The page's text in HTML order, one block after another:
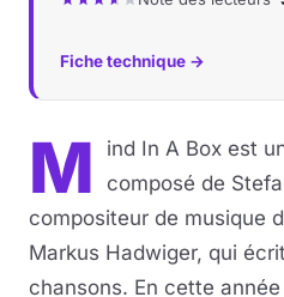
Musique
Sciences & Tech
Forum
Fiche technique →
M
ind In A Box est
composé de
compositeur de musique
Markus Hadwiger, qui
chansons. En cette